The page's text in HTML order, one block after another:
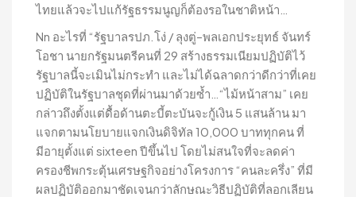
ไทยแล้วจะไปแก้รัฐธรรมนูญก็ต้องรอในชาติหน้า…
Nn อะไรที่ “รัฐบาลรปภ.โง่ / ลุงตู่–พลเอกประยุทธ์ จันทร์
โอชา นายกรัฐมนตรีคนที่ 29 สร้างธรรมเนียมปฏิบัติไว้
รัฐบาลนี้จะเมินไม่กระทำ และไม่ได้ฉลาดกว่าดีกว่าที่เคย
ปฏิบัติในรัฐบาลชุดที่ผ่านมาด้วยซ้ำ…“ไม้หน้าสาม” เคย
กล่าวถึงตั้งแต่ดื้อด้านตะบี้ตะบันจะกู้เงิน 5 แสนล้าน มา
แจกตามนโยบายแจกเงินดิจิทัล 10,000 บาททุกคน ที่
มีอายุตั้งแต่ sixteen ปีขึ้นไป โดยไม่สนใจที่จะลดค่า
ครองชีพกระตุ้นเศรษฐกิจอย่างโครงการ “คนละครึ่ง” ที่มี
ผลปฏิบัติออกมาชัดเจนกว่าลักษณะวิธีปฏิบัติที่ลอกเลียน